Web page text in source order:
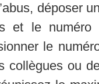
déposer
et le numéro
le
collègues ou